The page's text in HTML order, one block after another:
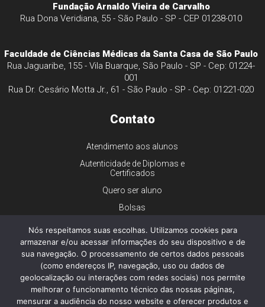
Fundação Arnaldo Vieira de Carvalho
Rua Dona Veridiana, 55 - São Paulo - SP - CEP 01238-010
Faculdade de Ciências Médicas da Santa Casa de São Paulo
Rua Jaguaribe, 155 - Vila Buarque, São Paulo - SP - Cep: 01224-
001
Rua Dr. Cesário Motta Jr., 61 - São Paulo - SP - Cep: 01221-020
Contato
Atendimento aos alunos
Autenticidade de Diplomas e
Certificados
Quero ser aluno
Bolsas
Trabalhe conosco
Imprensa
Ouvidoria
Dúvidas gerais
Nós respeitamos suas escolhas. Utilizamos cookies para
armazenar e/ou acessar informações do seu dispositivo e de
sua navegação. O processamento de certos dados pessoais
(como endereços IP, navegação, uso ou dados de
geolocalização ou interações com redes sociais) nos permite
melhorar o funcionamento técnico das nossas páginas,
mensurar a audiência do nosso website e oferecer produtos e